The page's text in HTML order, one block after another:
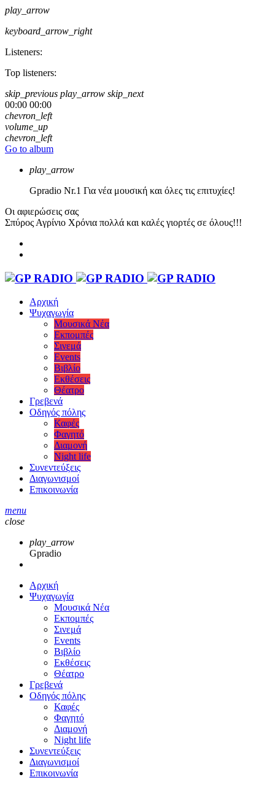
play_arrow
keyboard_arrow_right
Listeners:
Top listeners:
skip_previous play_arrow skip_next
00:00 00:00
chevron_left
volume_up
chevron_left
Go to album
play_arrow
Gpradio Nr.1 Για νέα μουσική και όλες τις επιτυχίες!
Οι αφιερώσεις σας
Σπύρος Αγρίνιο Χρόνια πολλά και καλές γιορτές σε όλους!!!
Αρχική
Ψυχαγωγία
Μουσικά Νέα
Εκπομπές
Σινεμά
Events
Βιβλίο
Εκθέσεις
Θέατρο
Γρεβενά
Οδηγός πόλης
Καφές
Φαγητό
Διαμονή
Night life
Συνεντεύξεις
Διαγωνισμοί
Επικοινωνία
menu
close
play_arrow
Gpradio
Αρχική
Ψυχαγωγία
Μουσικά Νέα
Εκπομπές
Σινεμά
Events
Βιβλίο
Εκθέσεις
Θέατρο
Γρεβενά
Οδηγός πόλης
Καφές
Φαγητό
Διαμονή
Night life
Συνεντεύξεις
Διαγωνισμοί
Επικοινωνία